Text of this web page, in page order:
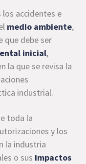
los accidentes e
medio ambiente,
que debe ser
inicial,
la que se revisa la
industrial.
toda la
y los
la industria
o sus impactos